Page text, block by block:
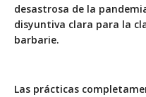
desastrosa de la
disyuntiva clara para la
barbarie.
Las prácticas